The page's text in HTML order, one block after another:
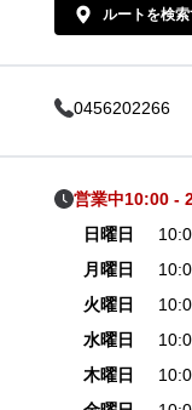
ルートを検索
0456202266
営業中10:00 -
日曜日
月曜日
火曜日
水曜日
木曜日